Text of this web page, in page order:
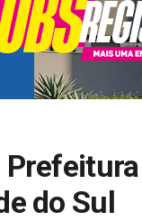
do Sul